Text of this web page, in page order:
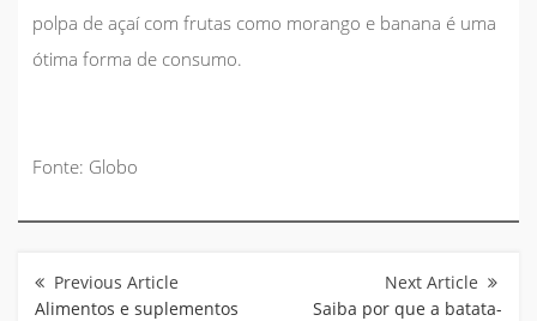
polpa de açaí com frutas como morango e banana é uma
ótima forma de consumo.
Fonte: Globo
de
Post
Alimentos e suplementos
Saiba por que a batata-